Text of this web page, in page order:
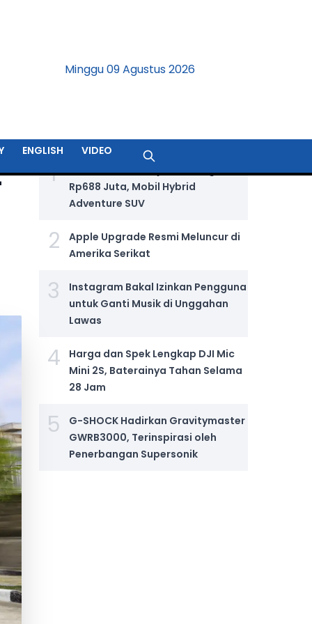
Minggu 09 Agustus 2026
ENGLISH VIDEO
1
Jetour T2 i-DM Dijual Seharga
Rp688 Juta, Mobil Hybrid
Adventure SUV
2
Apple Upgrade Resmi Meluncur di
Amerika Serikat
3
Instagram Bakal Izinkan Pengguna
untuk Ganti Musik di Unggahan
Lawas
4
Harga dan Spek Lengkap DJI Mic
Mini 2S, Baterainya Tahan Selama
28 Jam
5
G-SHOCK Hadirkan Gravitymaster
GWRB3000, Terinspirasi oleh
Penerbangan Supersonik